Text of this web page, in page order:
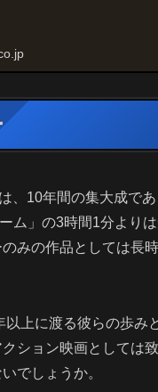
、10年間の集大成で
ム」の3時間1分より
みの作品としては長
以上に渡る彼らの歩み
ション映画としては
でしょうか。